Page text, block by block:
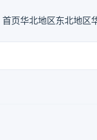
首页华北地区东北地区